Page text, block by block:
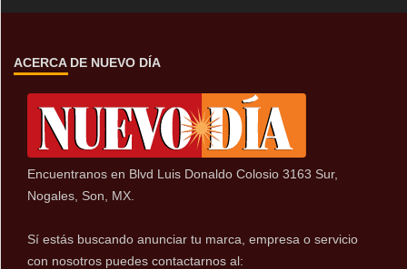
ACERCA DE NUEVO DÍA
Encuentranos en Blvd Luis Donaldo Colosio 3163 Sur,
Nogales, Son, MX.
Sí estás buscando anunciar tu marca, empresa o servicio
con nosotros puedes contactarnos al: